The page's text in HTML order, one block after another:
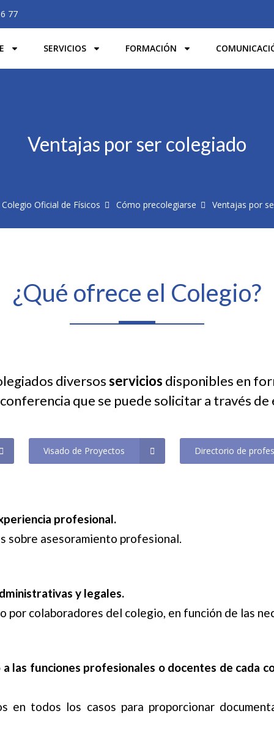
77
SERVICIOS FORMACIÓN
Ventajas por ser colegiado
Colegio Oficial de Físicos Cómo precolegiarse Ventajas por
¿Qué ofrece el Colegio?
diversosservicios disponibles en
que se puede solicitar a través
Visado de Proyectos Directorio de
profesional.
sobre asesoramiento profesional.
y legales.
por colaboradores del colegio, en función de las
las funciones profesionales o docentes de cada
en todos los casos para proporcionar